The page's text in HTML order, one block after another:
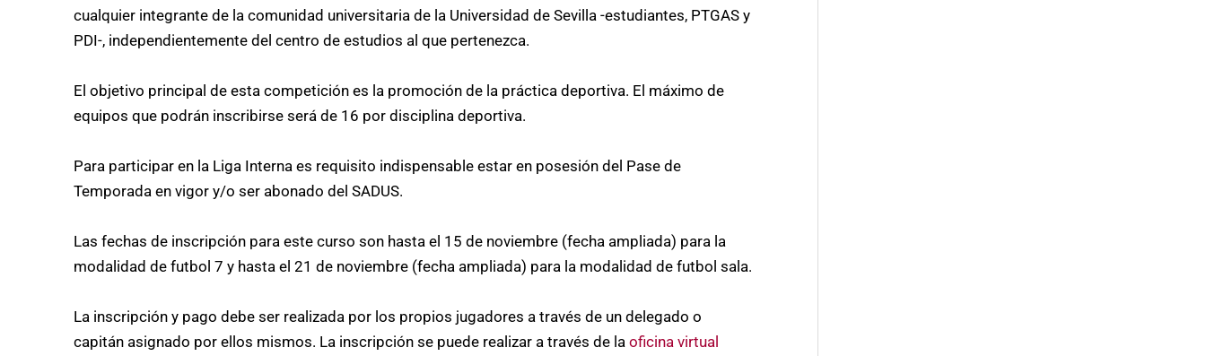
cualquier integrante de la comunidad universitaria de la Universidad de Sevilla -estudiantes, PTGAS y
PDI-, independientemente del centro de estudios al que pertenezca.
El objetivo principal de esta competición es la promoción de la práctica deportiva. El máximo de
equipos que podrán inscribirse será de 16 por disciplina deportiva.
Para participar en la Liga Interna es requisito indispensable estar en posesión del Pase de
Temporada en vigor y/o ser abonado del SADUS.
Las fechas de inscripción para este curso son hasta el 15 de noviembre (fecha ampliada) para la
modalidad de futbol 7 y hasta el 21 de noviembre (fecha ampliada) para la modalidad de futbol sala.
La inscripción y pago debe ser realizada por los propios jugadores a través de un delegado o
capitán asignado por ellos mismos. La inscripción se puede realizar a través de la oficina virtual